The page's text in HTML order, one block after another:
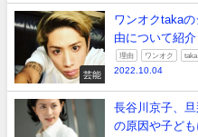
芸能
ワンオクtaka
由について紹介
理由 ワンオク taka
2022.10.04
長谷川京子、
の原因や子ど